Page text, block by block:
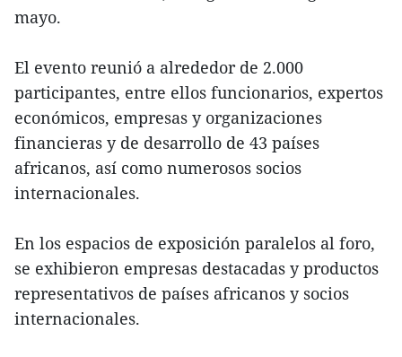
mayo.
El evento reunió a alrededor de 2.000
participantes, entre ellos funcionarios, expertos
económicos, empresas y organizaciones
financieras y de desarrollo de 43 países
africanos, así como numerosos socios
internacionales.
En los espacios de exposición paralelos al foro,
se exhibieron empresas destacadas y productos
representativos de países africanos y socios
internacionales.